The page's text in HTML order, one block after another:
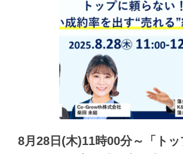
8月28日(木)11時00分～「ト